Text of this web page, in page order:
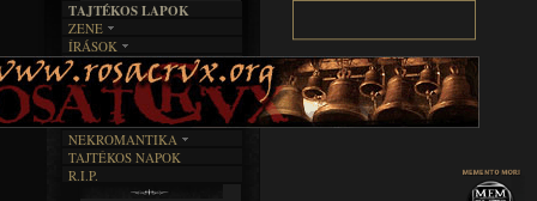
TAJTÉKOS LAPOK
ZENE
EGYÜTTESEK
INTERJÚK
FORDÍTÁSOK
DALSZÖVEGEK
ÍRÁSOK
IRODALOM
FILM
MŰVÉSZET
ÍRÁSTÖRTÉNET
BOSZORKÁNYKONYHA
FEKETE HUMOR
KÉPES
SZÖVEGES
RENDEZVÉNYEK
NEKROMANTIKA
AKTUÁLIS
A MÚLT
TAJTÉKOS NAPOK
R.I.P.